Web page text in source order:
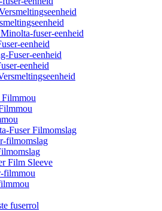
fuser-eenheid
eenheid
Fuser-eenheid
eenheid
Filmmou
Fuser Filmomslag
filmomslag
Film Sleeve
filmmou
fuserrol